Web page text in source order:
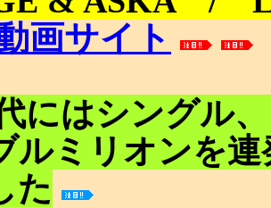
画サイト
にはシングル
ルミリオンを
た